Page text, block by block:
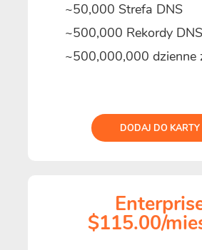
~50,000 Strefa DNS
~500,000 Rekordy DNS
~500,000,000 dzienne
DODAJ DO KARTY
$115.00/